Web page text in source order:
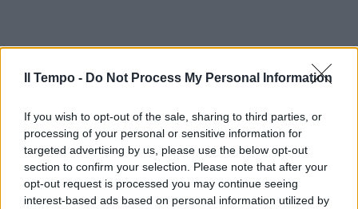
Il Tempo - Do Not Process My Personal Information
If you wish to opt-out of the sale, sharing to third parties, or
processing of your personal or sensitive information for
targeted advertising by us, please use the below opt-out
section to confirm your selection. Please note that after your
opt-out request is processed you may continue seeing
interest-based ads based on personal information utilized by